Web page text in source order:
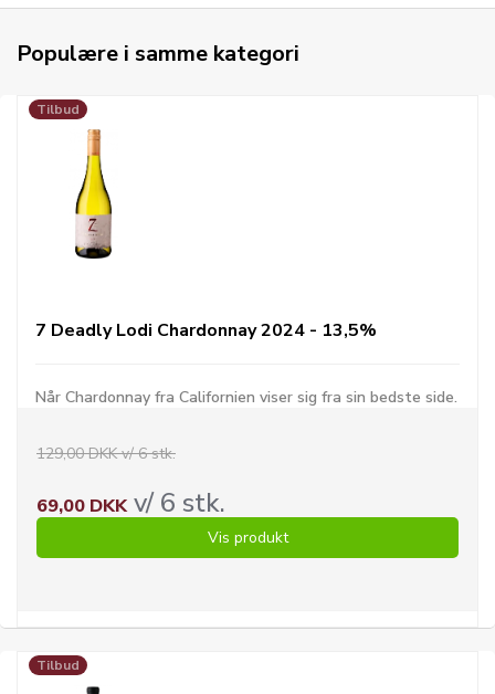
Populære i samme kategori
Tilbud
7 Deadly Lodi Chardonnay 2024 - 13,5%
Når Chardonnay fra Californien viser sig fra sin bedste side.
129,00 DKK v/ 6 stk.
69,00 DKKv/ 6 stk.
Vis produkt
Tilbud